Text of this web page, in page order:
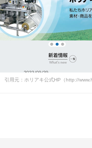
引用元：ホリアキ公式HP（http://